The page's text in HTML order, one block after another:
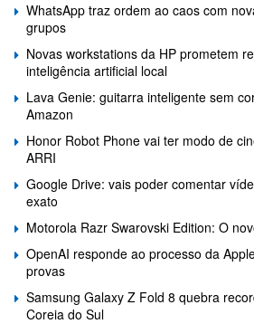
WhatsApp traz ordem ao caos com
grupos
Novas workstations da HP prometem
inteligência artificial local
Lava Genie: guitarra inteligente sem
Amazon
Honor Robot Phone vai ter modo de
ARRI
Google Drive: vais poder comentar
exato
Motorola Razr Swarovski Edition: O
OpenAI responde ao processo da
provas
Samsung Galaxy Z Fold 8 quebra
Coreia do Sul